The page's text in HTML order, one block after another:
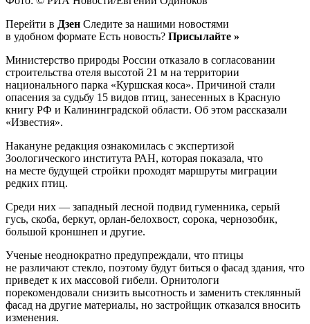
Перейти в Дзен Следите за нашими новостями
в удобном формате Есть новость? Присылайте »
Министерство природы России отказало в согласовании
строительства отеля высотой 21 м на территории
национального парка «Куршская коса». Причиной стали
опасения за судьбу 15 видов птиц, занесенных в Красную
книгу РФ и Калининградской области. Об этом рассказали
«Известия».
Накануне редакция ознакомилась с экспертизой
Зоологического института РАН, которая показала, что
на месте будущей стройки проходят маршруты миграции
редких птиц.
Среди них — западный лесной подвид гуменника, серый
гусь, скоба, беркут, орлан-белохвост, сорока, чернозобик,
большой кроншнеп и другие.
Ученые неоднократно предупреждали, что птицы
не различают стекло, поэтому будут биться о фасад здания, что
приведет к их массовой гибели. Орнитологи
порекомендовали снизить высотность и заменить стеклянный
фасад на другие материалы, но застройщик отказался вносить
изменения.